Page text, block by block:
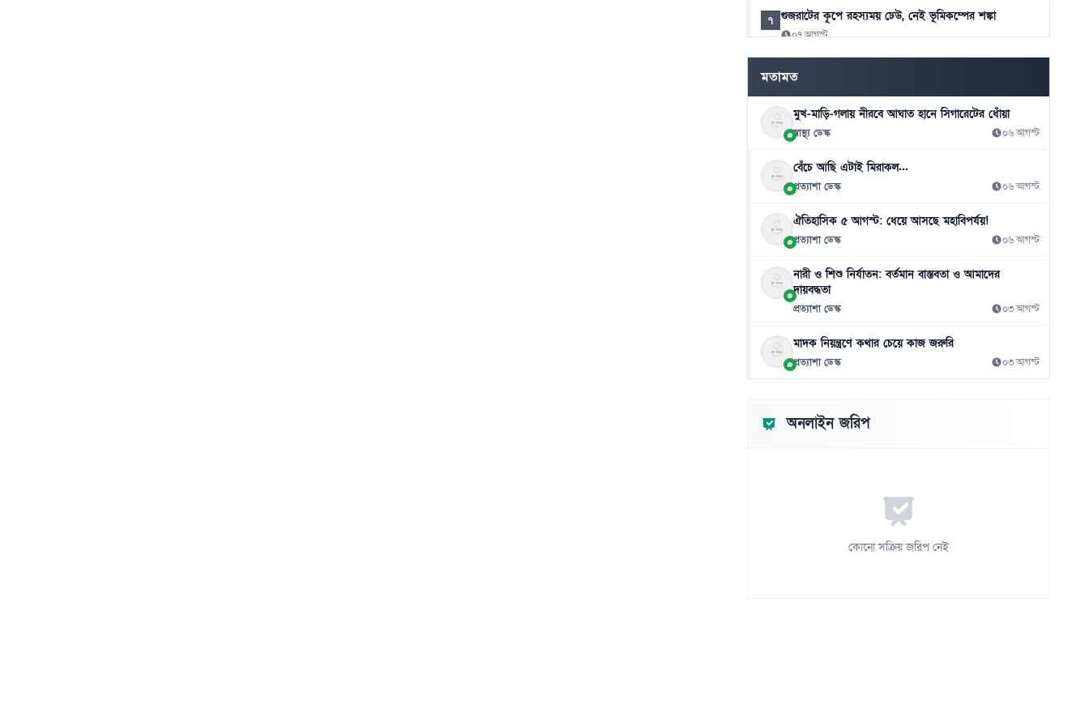
৭ গুজরাটের কূপে রহস্যময় ঢেউ, নেই ভূমিকম্পের শঙ্কা
০৭ আগস্ট
৮ ৪১ বছরের ইতিহাসে প্রথমবার সৌদি তেল আমদানি বন্ধ
যুক্তরাষ্ট্রের
০৭ আগস্ট
মতামত
মুখ-মাড়ি-গলায় নীরবে আঘাত হানে সিগারেটের ধোঁয়া
স্বাস্থ্য ডেস্ক ০৬ আগস্ট
বেঁচে আছি এটাই মিরাকল...
প্রত্যাশা ডেস্ক ০৬ আগস্ট
ঐতিহাসিক ৫ আগস্ট: ধেয়ে আসছে মহাবিপর্যয়!
প্রত্যাশা ডেস্ক ০৬ আগস্ট
নারী ও শিশু নির্যাতন: বর্তমান বাস্তবতা ও আমাদের
দায়বদ্ধতা
প্রত্যাশা ডেস্ক ০৩ আগস্ট
মাদক নিয়ন্ত্রণে কথার চেয়ে কাজ জরুরি
প্রত্যাশা ডেস্ক ০৩ আগস্ট
অনলাইন জরিপ
কোনো সক্রিয় জরিপ নেই